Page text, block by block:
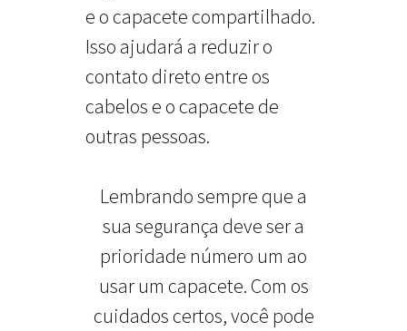
e o capacete compartilhado.
Isso ajudará a reduzir o
contato direto entre os
cabelos e o capacete de
outras pessoas.
Lembrando sempre que a
sua segurança deve ser a
prioridade número um ao
usar um capacete. Com os
cuidados certos, você pode